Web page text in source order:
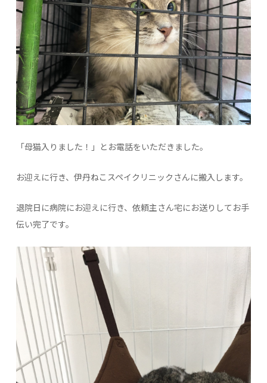
「母猫入りました！」とお電話をいただきました。
お迎えに行き、伊丹ねこスペイクリニックさんに搬入します。
退院日に病院にお迎えに行き、依頼主さん宅にお送りしてお手
伝い完了です。